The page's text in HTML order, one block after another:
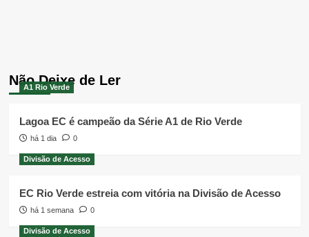
Não Deixe de Ler
A1 Rio Verde
Lagoa EC é campeão da Série A1 de Rio Verde
há 1 dia 0
Divisão de Acesso
EC Rio Verde estreia com vitória na Divisão de Acesso
há 1 semana 0
Divisão de Acesso